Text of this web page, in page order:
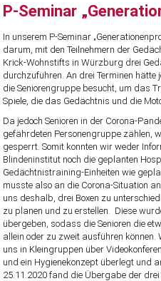
P-Seminar
In unserem P-Seminar
darum, mit den Teilnehmern der
Krick-Wohnstifts in Würzburg drei
durchzuführen. An drei Terminen hätte
die Seniorengruppe besucht, um das
Spiele, die das Gedächtnis und die
Da jedoch Senioren in der Corona-
gefährdeten Personengruppe zählen,
gesperrt. Somit konnten wir weder
Blindeninstitut noch die geplanten
Gedächtnistraining-Einheiten wie
musste also an die Corona-Situation
uns deshalb, drei Boxen zu
zu planen und zu erstellen. Diese
übergeben, sodass die Senioren die
allein oder zu zweit ausführen
uns in Kleingruppen über
und ein Hygienekonzept überlegt und
25.11.2020 fand die Übergabe der